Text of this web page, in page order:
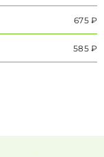
675 ₽
585 ₽